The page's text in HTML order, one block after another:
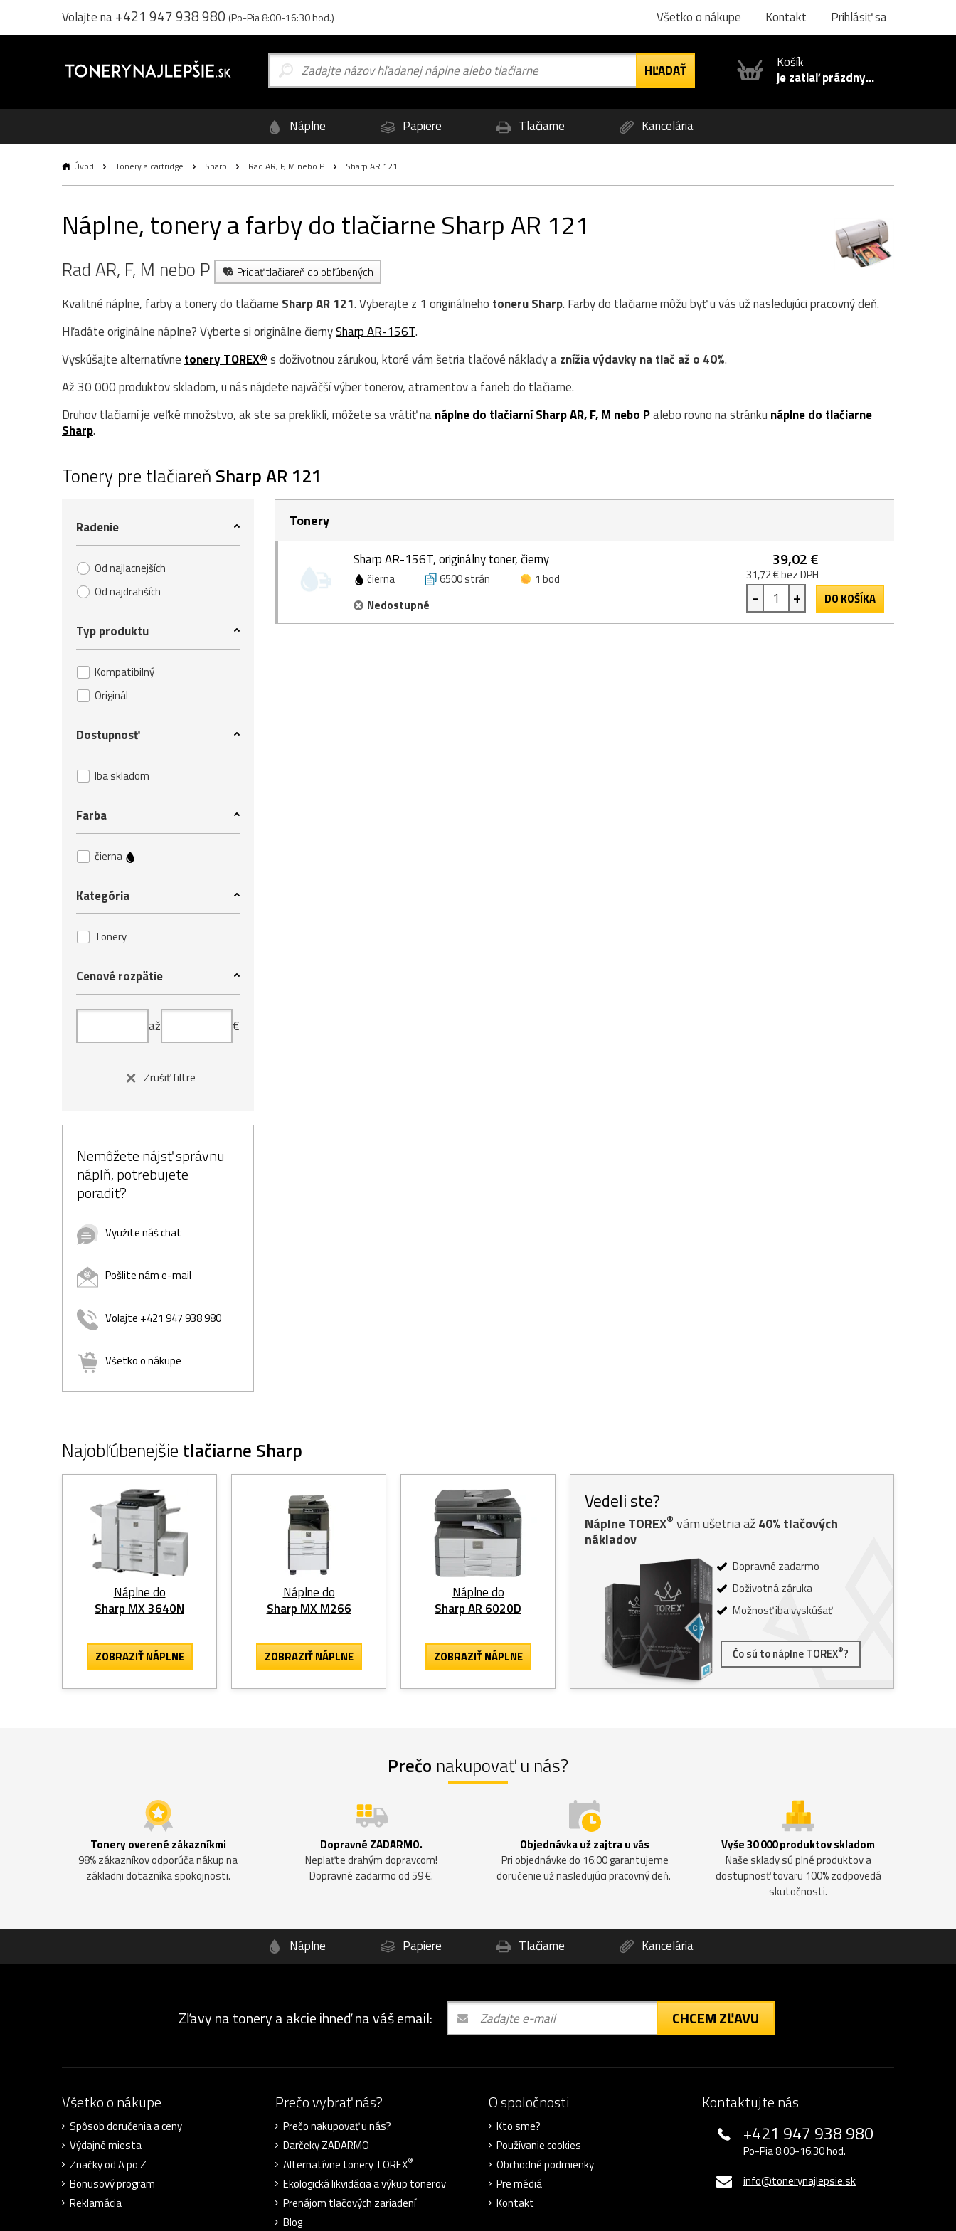
Volajte na+421 947 938 980 (Po-Pia 8:00-16:30 hod.) Všetko o nákupe Kontakt Prihlásiť sa
Košík
je zatiaľ prázdny...
Náplne Papiere Tlačiarne Kancelária
Úvod Tonery a cartridge Sharp Rad AR, F, M nebo P Sharp AR 121
Náplne, tonery a farby do tlačiarne Sharp AR 121
Rad AR, F, M nebo P Pridať tlačiareň do obľúbených
Kvalitné náplne, farby a tonery do tlačiarne Sharp AR 121. Vyberajte z 1 originálneho toneruSharp. Farby do tlačiarne môžu byť u vás už nasledujúci pracovný deň.
Hľadáte originálne náplne? Vyberte si originálne čiernySharp AR-156T.
Vyskúšajte alternatívne tonery TOREX®s doživotnou zárukou, ktoré vám šetria tlačové náklady aznížia výdavky na tlač až o 40%.
Až 30 000 produktov skladom, u nás nájdete najväčší výber tonerov, atramentov a farieb do tlačiarne.
Druhov tlačiarní je veľké množstvo, ak ste sa preklikli, môžete sa vrátiť nanáplne do tlačiarní Sharp AR, F, M nebo Palebo rovno na stránku náplne do tlačiarne
Sharp.
Tonery pre tlačiareň Sharp AR 121
Radenie
Od najlacnejších
Od najdrahších
Typ produktu
Kompatibilný
Originál
Dostupnosť
Iba skladom
Farba
čierna
Kategória
Tonery
Cenové rozpätie
až €
Zrušiť filtre
Nemôžete nájsť správnu
náplň, potrebujete
poradiť?
Využite náš chat
Pošlite nám e-mail
Volajte +421 947 938 980
Všetko o nákupe
Tonery
Sharp AR-156T, originálny toner, čierny
čierna 6500 strán
1 bod
Nedostupné
39,02 €
31,72 € bez DPH
- + DO KOŠÍKA
Najobľúbenejšie tlačiarne Sharp
Náplne do
Sharp MX 3640N
ZOBRAZIŤ NÁPLNE
Náplne do
Sharp MX M266
ZOBRAZIŤ NÁPLNE
Náplne do
Sharp AR 6020D
ZOBRAZIŤ NÁPLNE
Vedeli ste?
Náplne TOREX® vám ušetria až40% tlačových
nákladov
Dopravné zadarmo
Doživotná záruka
Možnosť iba vyskúšať
Čo sú to náplne TOREX®?
Prečo nakupovať u nás?
Tonery overené zákazníkmi
98% zákazníkov odporúča nákup na
základni dotazníka spokojnosti.
Dopravné ZADARMO.
Neplaťte drahým dopravcom!
Dopravné zadarmo od 59 €.
Objednávka už zajtra u vás
Pri objednávke do 16:00 garantujeme
doručenie už nasledujúci pracovný deň.
Vyše 30 000 produktov skladom
Naše sklady sú plné produktov a
dostupnosť tovaru 100% zodpovedá
skutočnosti.
Náplne Papiere Tlačiarne Kancelária
Zľavy na tonery a akcie ihneď na váš email: CHCEM ZĽAVU
Všetko o nákupe
Spôsob doručenia a ceny
Výdajné miesta
Značky od A po Z
Bonusový program
Reklamácia
Prečo vybrať nás?
Prečo nakupovať u nás?
Darčeky ZADARMO
Alternatívne tonery TOREX®
Ekologická likvidácia a výkup tonerov
Prenájom tlačových zariadení
Blog
O spoločnosti
Kto sme?
Používanie cookies
Obchodné podmienky
Pre médiá
Kontakt
Kontaktujte nás
+421 947 938 980
Po-Pia 8:00-16:30 hod.
info@tonerynajlepsie.sk